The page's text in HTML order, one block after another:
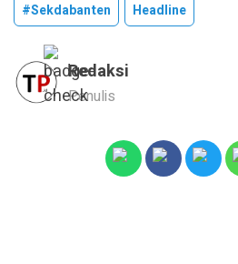
#sekdabanten
Headline
Redaksi
Penulis